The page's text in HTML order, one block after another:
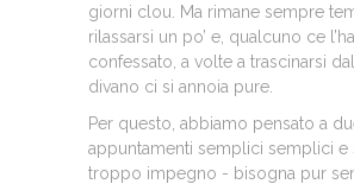
giorni clou. Ma rimane sempre
rilassarsi un po’ e, qualcuno ce l’ha
confessato, a volte a trascinarsi
divano ci si annoia pure.
Per questo, abbiamo pensato a
appuntamenti semplici semplici e
troppo impegno - bisogna pur